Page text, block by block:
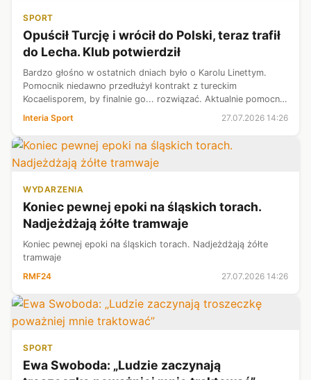
SPORT
Opuścił Turcję i wrócił do Polski, teraz trafił
do Lecha. Klub potwierdził
Bardzo głośno w ostatnich dniach było o Karolu Linettym.
Pomocnik niedawno przedłużył kontrakt z tureckim
Kocaelisporem, by finalnie go... rozwiązać. Aktualnie pomocnik
jest bez klubu, a w utrzymaniu formy pomaga mu Lech
Poznań. Aktualni mistrzowie P...
Interia Sport 27.07.2026 14:26
WYDARZENIA
Koniec pewnej epoki na śląskich torach.
Nadjeżdżają żółte tramwaje
Koniec pewnej epoki na śląskich torach. Nadjeżdżają żółte
tramwaje
RMF24
27.07.2026 14:26
SPORT
Ewa Swoboda: „Ludzie zaczynają